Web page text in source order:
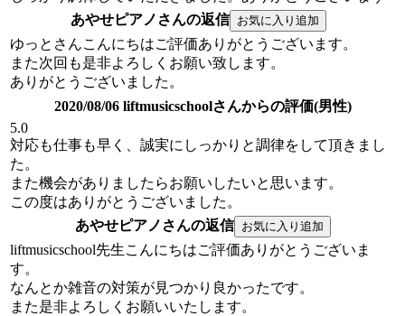
あやせピアノさんの返信
ゆっとさんこんにちはご評価ありがとうございます。
また次回も是非よろしくお願い致します。
ありがとうございました。
2020/08/06 liftmusicschoolさんからの評価(男性)
5.0
対応も仕事も早く、誠実にしっかりと調律をして頂きまし
た。
また機会がありましたらお願いしたいと思います。
この度はありがとうございました。
あやせピアノさんの返信
liftmusicschool先生こんにちはご評価ありがとうございま
す。
なんとか雑音の対策が見つかり良かったです。
また是非よろしくお願いいたします。